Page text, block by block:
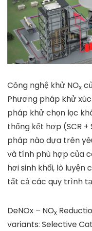
Công nghệ khử NOx
Phương pháp khử
pháp khử chọn lọc
thống kết hợp (SCR
pháp nào dựa trên
và tính phù hợp của
hơi sinh khối, lò luyện
tất cả các quy trình
DeNOx – NOx
variants: Selective